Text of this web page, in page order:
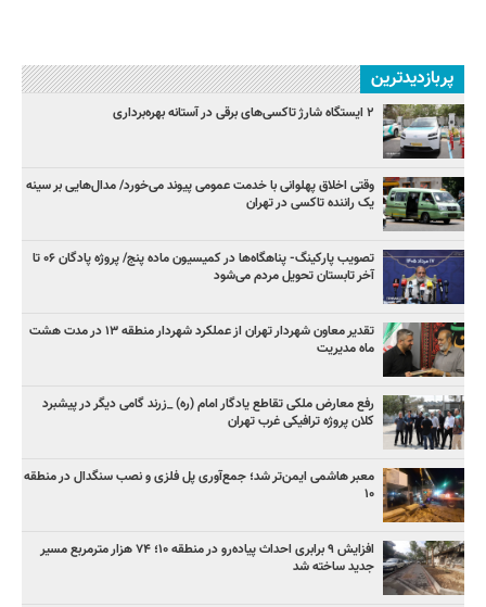
پربازدیدترین
۲ ایستگاه شارژ تاکسی‌های برقی در آستانه بهره‌برداری
وقتی اخلاق پهلوانی با خدمت عمومی پیوند می‌خورد/ مدال‌هایی بر سینه
یک راننده تاکسی در تهران
تصویب پارکینگ- پناهگاه‌ها در کمیسیون ماده پنج/ پروژه پادگان ۰۶ تا
آخر تابستان تحویل مردم می‌شود
تقدیر معاون شهردار تهران از عملکرد شهردار منطقه ۱۳ در مدت هشت
ماه مدیریت
رفع معارض ملکی تقاطع یادگار امام (ره) _زرند گامی دیگر در پیشبرد
کلان پروژه‌ ترافیکی غرب تهران
معبر هاشمی ایمن‌تر شد؛ جمع‌آوری پل فلزی و نصب سنگدال در منطقه
۱۰
افزایش ۹ برابری احداث پیاده‌رو در منطقه ۱۰؛ ۷۴ هزار مترمربع مسیر
جدید ساخته شد